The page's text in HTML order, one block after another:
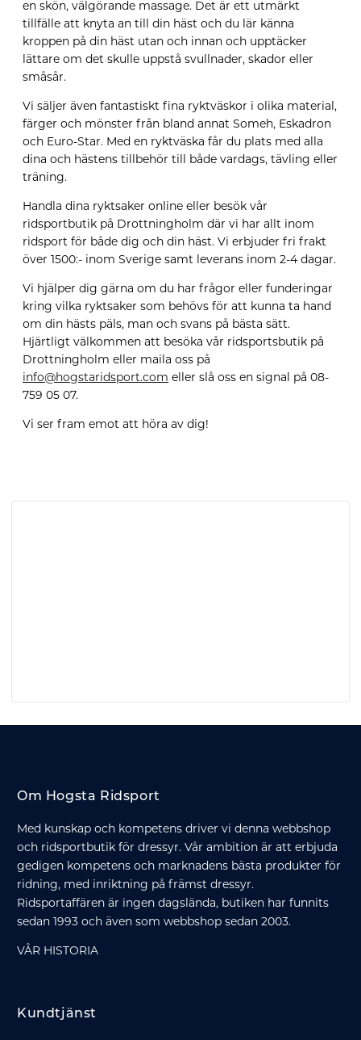
en skön, välgörande massage. Det är ett utmärkt
tillfälle att knyta an till din häst och du lär känna
kroppen på din häst utan och innan och upptäcker
lättare om det skulle uppstå svullnader, skador eller
småsår.
Vi säljer även fantastiskt fina ryktväskor i olika material,
färger och mönster från bland annat Someh, Eskadron
och Euro-Star. Med en ryktväska får du plats med alla
dina och hästens tillbehör till både vardags, tävling eller
träning.
Handla dina ryktsaker online eller besök vår
ridsportbutik på Drottningholm där vi har allt inom
ridsport för både dig och din häst. Vi erbjuder fri frakt
över 1500:- inom Sverige samt leverans inom 2-4 dagar.
Vi hjälper dig gärna om du har frågor eller funderingar
kring vilka ryktsaker som behövs för att kunna ta hand
om din hästs päls, man och svans på bästa sätt.
Hjärtligt välkommen att besöka vår ridsportsbutik på
Drottningholm eller maila oss på
info@hogstaridsport.com eller slå oss en signal på 08-
759 05 07.
Vi ser fram emot att höra av dig!
Om Hogsta Ridsport
Med kunskap och kompetens driver vi denna webbshop
och ridsportbutik för dressyr. Vår ambition är att erbjuda
gedigen kompetens och marknadens bästa produkter för
ridning, med inriktning på främst dressyr.
Ridsportaffären är ingen dagslända, butiken har funnits
sedan 1993 och även som webbshop sedan 2003.
VÅR HISTORIA
Kundtjänst